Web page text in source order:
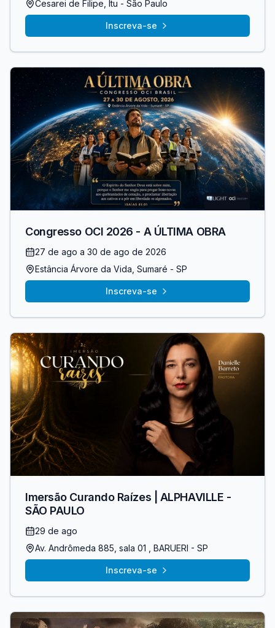
Cesarei de Filipe, Itu - São Paulo
Inscreva-se
Congresso OCI 2026 - A ÚLTIMA OBRA
27 de ago a 30 de ago de 2026
Estância Árvore da Vida , Sumaré - SP
Inscreva-se
Imersão Curando Raízes | ALPHAVILLE -
SÃO PAULO
29 de ago
Av. Andrômeda 885, sala 01
, BARUERI - SP
Inscreva-se